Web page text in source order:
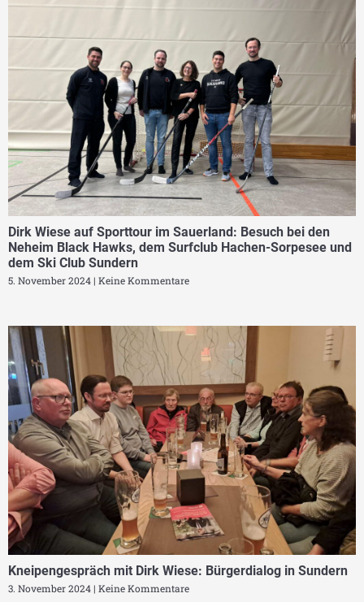
Dirk Wiese auf Sporttour im Sauerland: Besuch bei den
Neheim Black Hawks, dem Surfclub Hachen-Sorpesee und
dem Ski Club Sundern
5. November 2024 Keine Kommentare
Kneipengespräch mit Dirk Wiese: Bürgerdialog in Sundern
3. November 2024 Keine Kommentare